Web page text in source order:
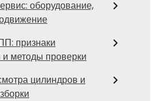
оборудование,
признаки
и методы проверки
цилиндров и